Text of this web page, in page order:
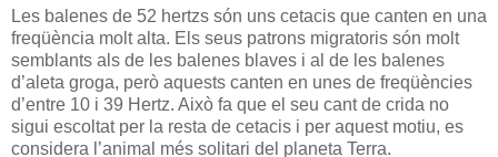
Les balenes de 52 hertzs són uns cetacis que canten en una
freqüència molt alta. Els seus patrons migratoris són molt
semblants als de les balenes blaves i al de les balenes
d’aleta groga, però aquests canten en unes de freqüències
d’entre 10 i 39 Hertz. Això fa que el seu cant de crida no
sigui escoltat per la resta de cetacis i per aquest motiu, es
considera l’animal més solitari del planeta Terra.